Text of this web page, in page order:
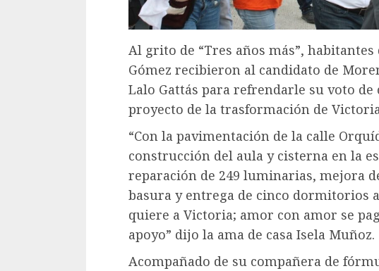
Al grito de “Tres años más”,
Gómez recibieron al candidato de
Lalo Gattás para refrendarle su voto
proyecto de la trasformación de
“Con la pavimentación de la calle
construcción del aula y cisterna en la
reparación de 249 luminarias, mejora
basura y entrega de cinco dormitorios
quiere a Victoria; amor con amor se
apoyo” dijo la ama de casa Isela Muñoz.
Acompañado de su compañera de